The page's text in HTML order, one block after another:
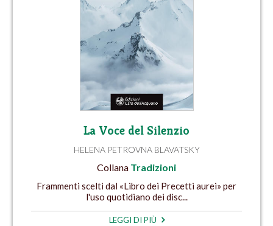
La Voce del Silenzio
HELENA PETROVNA BLAVATSKY
Collana Tradizioni
Frammenti scelti dal «Libro dei Precetti aurei» per
l'uso quotidiano dei disc...
LEGGI DI PIÙ